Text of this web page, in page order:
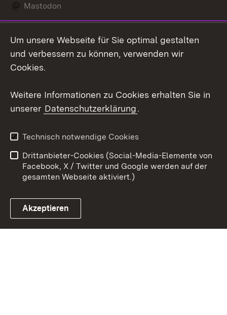
Mastodon
X / Twitter
Youtube
Link zum Landesportal
Kontakt
Datenschutz
Barrierefreiheit
Impressum Cookies
Um unsere Webseite für Sie optimal gestalten
und verbessern zu können, verwenden wir
Cookies.
Weitere Informationen zu Cookies erhalten Sie in
unserer Datenschutzerklärung.
Technisch notwendige Cookies
Drittanbieter-Cookies (Social-Media-Elemente von
Facebook, X / Twitter und Google werden auf der
gesamten Webseite aktiviert.)
Akzeptieren